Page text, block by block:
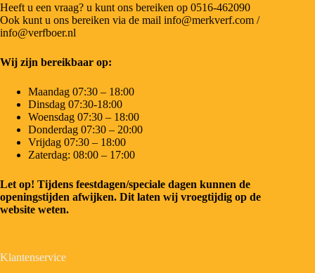
Heeft u een vraag? u kunt ons bereiken op 0516-462090
Ook kunt u ons bereiken via de mail info@merkverf.com /
info@verfboer.nl
Wij zijn bereikbaar op:
Maandag 07:30 – 18:00
Dinsdag 07:30-18:00
Woensdag 07:30 – 18:00
Donderdag 07:30 – 20:00
Vrijdag 07:30 – 18:00
Zaterdag: 08:00 – 17:00
Let op! Tijdens feestdagen/speciale dagen kunnen de
openingstijden afwijken. Dit laten wij vroegtijdig op de
website weten.
Klantenservice